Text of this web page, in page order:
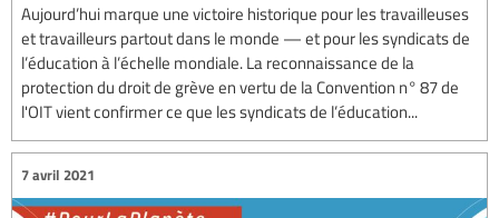
Aujourd’hui marque une victoire historique pour les travailleuses
et travailleurs partout dans le monde — et pour les syndicats de
l’éducation à l’échelle mondiale. La reconnaissance de la
protection du droit de grève en vertu de la Convention n° 87 de
l'OIT vient confirmer ce que les syndicats de l’éducation...
7 avril 2021